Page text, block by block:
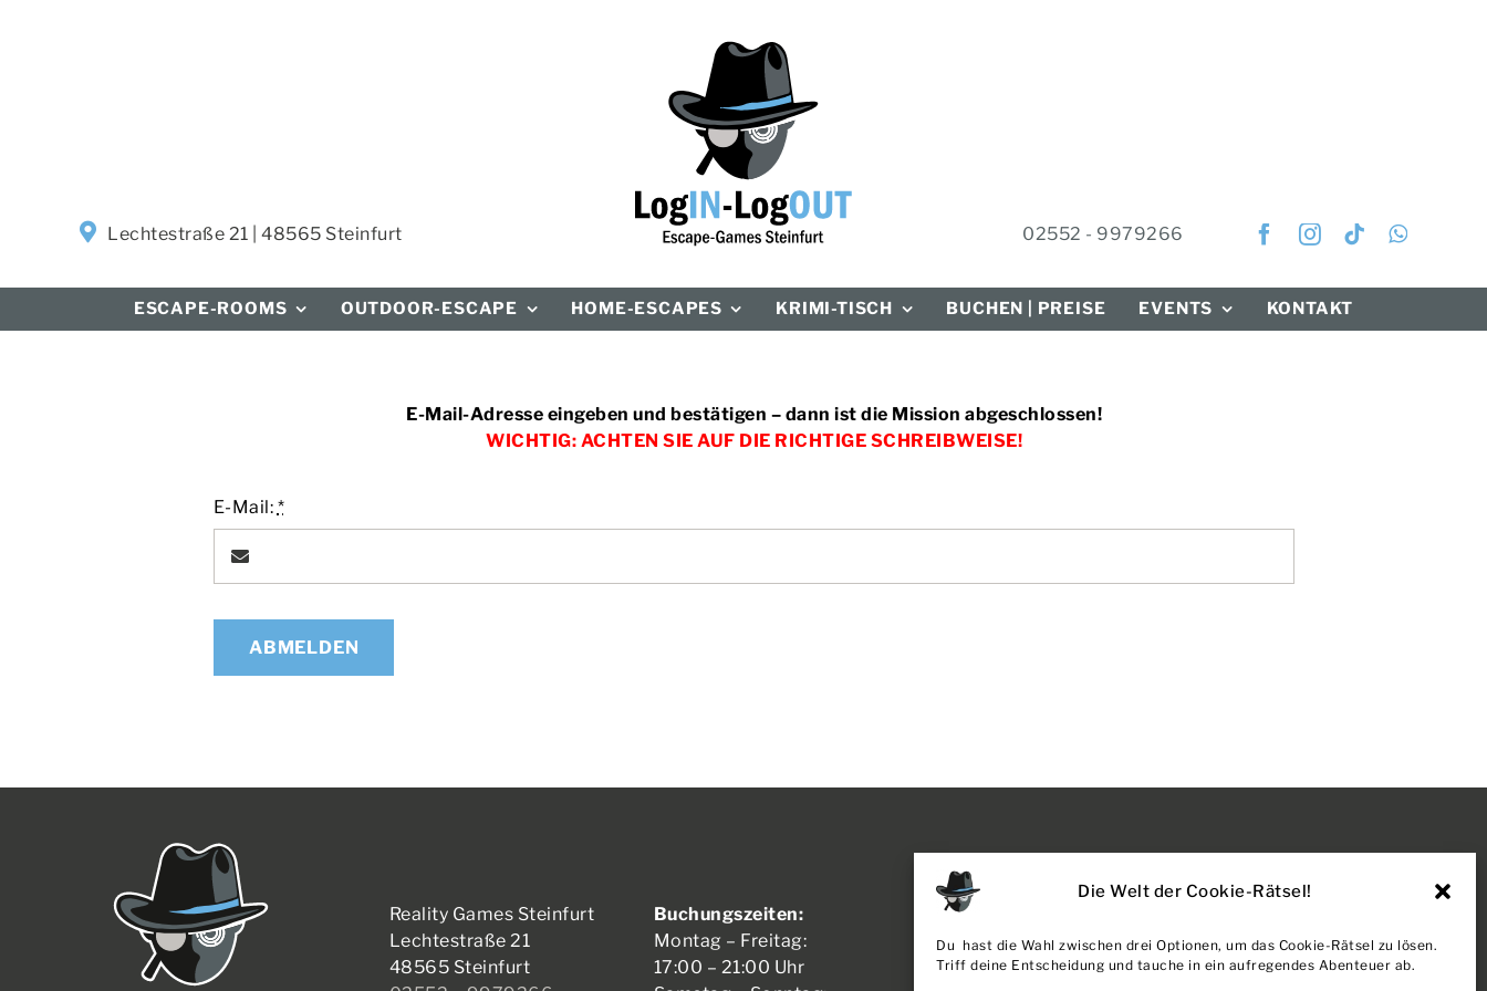
Die Welt der Cookie-Rätsel!
Du hast die Wahl zwischen drei Optionen, um das Cookie-Rätsel zu lösen.
Triff deine Entscheidung und tauche in ein aufregendes Abenteuer ab.
Lechtestraße 21 | 48565 Steinfurt 02552 - 9979266
ESCAPE-ROOMS OUTDOOR-ESCAPE HOME-ESCAPES KRIMI-TISCH BUCHEN | PREISE EVENTS KONTAKT
E-Mail-Adresse eingeben und bestätigen – dann ist die Mission abgeschlossen!
WICHTIG: ACHTEN SIE AUF DIE RICHTIGE SCHREIBWEISE!
E-Mail: *
ABMELDEN
Reality Games Steinfurt
Lechtestraße 21
48565 Steinfurt
Buchungszeiten:
Montag – Freitag:
17:00 – 21:00 Uhr
ÜBER UNS
JOBS
DATENSCHUTZ